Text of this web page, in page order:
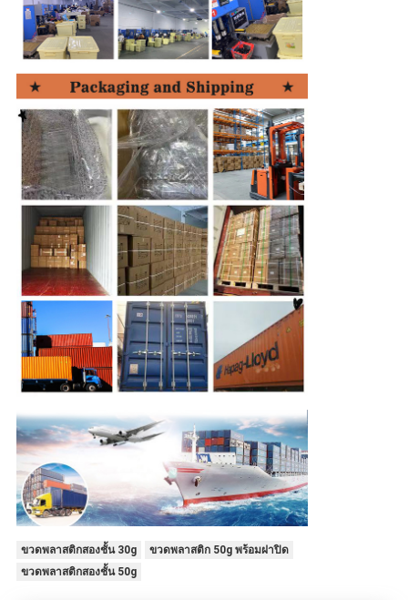
ขวดพลาสติกสองชั้น 30g
ขวดพลาสติก 50g พร้อมฝาปิด
ขวดพลาสติกสองชั้น 50g